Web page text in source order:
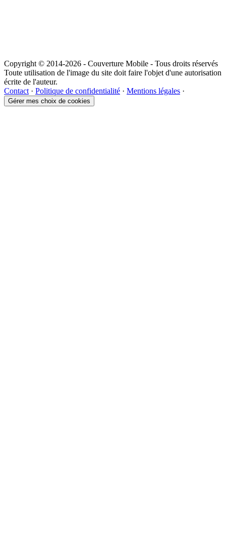
Copyright © 2014-2026 - Couverture Mobile - Tous droits réservés
Toute utilisation de l'image du site doit faire l'objet d'une autorisation
écrite de l'auteur.
Contact · Politique de confidentialité · Mentions légales ·
Gérer mes choix de cookies